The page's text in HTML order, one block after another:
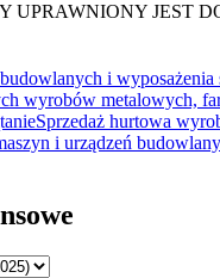
JEST
i wyposażenia
wyrobów metalowych,
Sprzedaż hurtowa
i urządzeń